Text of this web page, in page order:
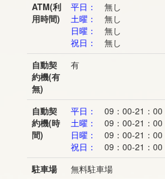
ATM(利
用時間)
平日：
無し
土曜：
無し
日曜：
無し
祝日：
無し
自動契
約機(有
無)
有
自動契
約機(時
間)
平日：
09：00-21：00
土曜：
09：00-21：00
日曜：
09：00-21：00
祝日：
09：00-21：00
駐車場
無料駐車場